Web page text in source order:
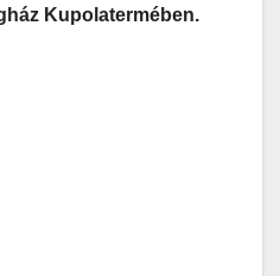
Kupolatermében.